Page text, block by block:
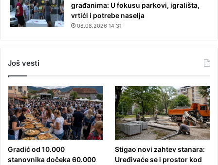
građanima: U fokusu parkovi, igrališta,
vrtići i potrebe naselja
08.08.2026 14:31
Još vesti
Gradić od 10.000
stanovnika dočeka 60.000
Stigao novi zahtev stanara:
Uređivaće se i prostor kod